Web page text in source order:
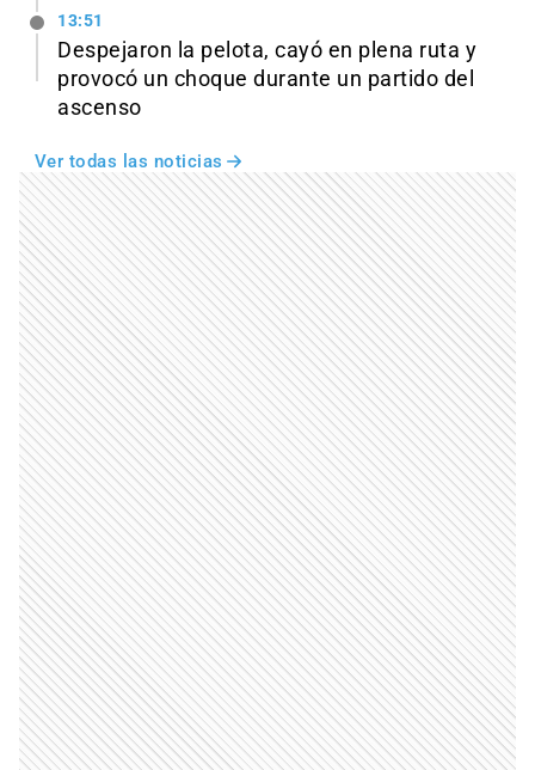
13:51
Despejaron la pelota, cayó en plena ruta y
provocó un choque durante un partido del
ascenso
Ver todas las noticias